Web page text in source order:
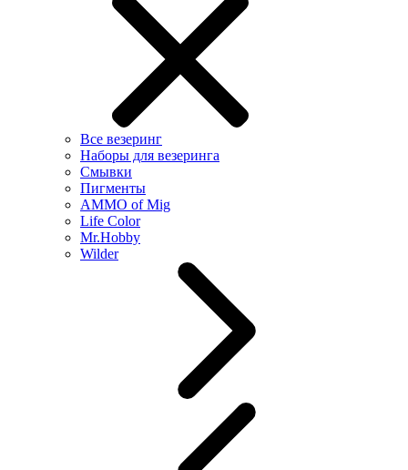
Все везеринг
Наборы для везеринга
Смывки
Пигменты
AMMO of Mig
Life Color
Mr.Hobby
Wilder